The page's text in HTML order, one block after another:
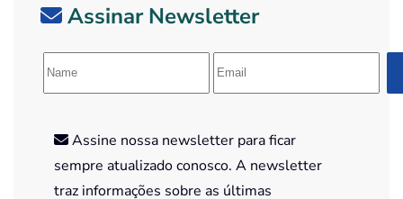
Assinar Newsletter
Assine nossa newsletter para ficar
sempre atualizado conosco. A newsletter
traz informações sobre as últimas